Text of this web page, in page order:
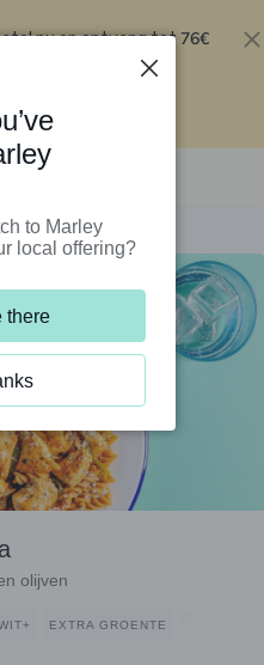
nu en ontvang tot 76€
olijven
EXTRA GROENTE
to Marley
local offering?
there